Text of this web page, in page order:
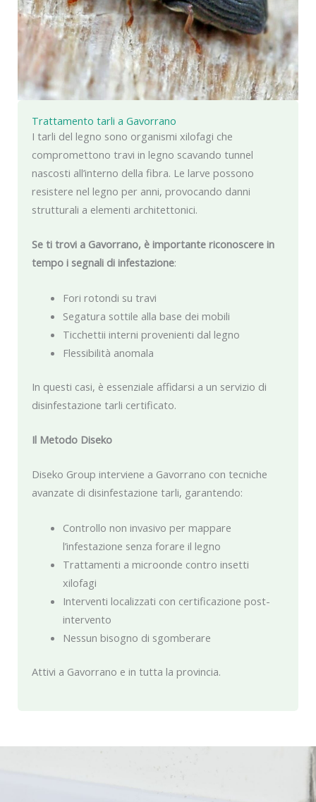
Trattamento tarli a Gavorrano
I tarli del legno sono organismi xilofagi che
compromettono travi in legno scavando tunnel
nascosti all’interno della fibra. Le larve possono
resistere nel legno per anni, provocando danni
strutturali a elementi architettonici.
Se ti trovi a Gavorrano, è importante riconoscere in
tempo i segnali di infestazione:
Fori rotondi su travi
Segatura sottile alla base dei mobili
Ticchettii interni provenienti dal legno
Flessibilità anomala
In questi casi, è essenziale affidarsi a un servizio di
disinfestazione tarli certificato.
Il Metodo Diseko
Diseko Group interviene a Gavorrano con tecniche
avanzate di disinfestazione tarli, garantendo:
Controllo non invasivo per mappare
l’infestazione senza forare il legno
Trattamenti a microonde contro insetti
xilofagi
Interventi localizzati con certificazione post-
intervento
Nessun bisogno di sgomberare
Attivi a Gavorrano e in tutta la provincia.